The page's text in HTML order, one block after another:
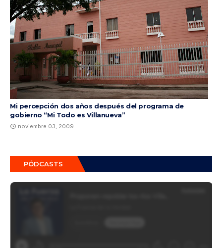
Mi percepción dos años después del programa de
gobierno “Mi Todo es Villanueva”
noviembre 03, 2009
PÓDCASTS